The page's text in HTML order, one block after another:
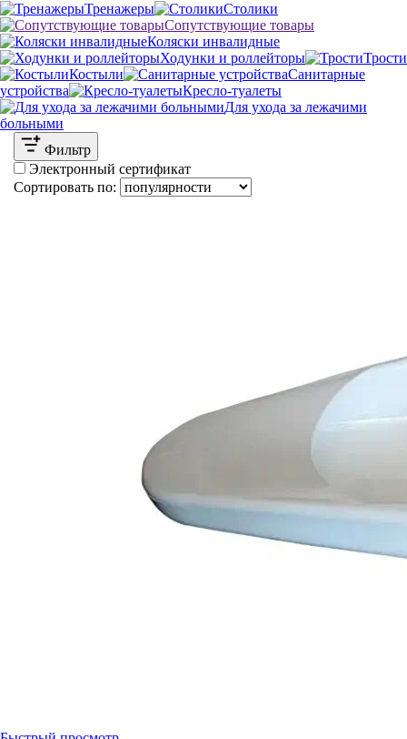
Тренажеры
Столики
Сопутствующие товары
Коляски инвалидные
Ходунки и роллейторы
Трости
Костыли
Санитарные
устройства
Кресло-туалеты
Для ухода за лежачими
больными
Фильтр
Электронный сертификат
Сортировать по: